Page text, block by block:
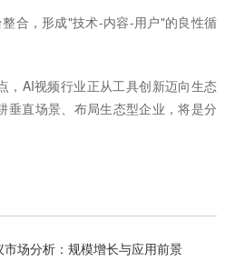
合，形成"技术-内容-用户"的良性循
，AI视频行业正从工具创新迈向生态
垂直场景、布局生态型企业，将是分
场分析：规模增长与应用前景